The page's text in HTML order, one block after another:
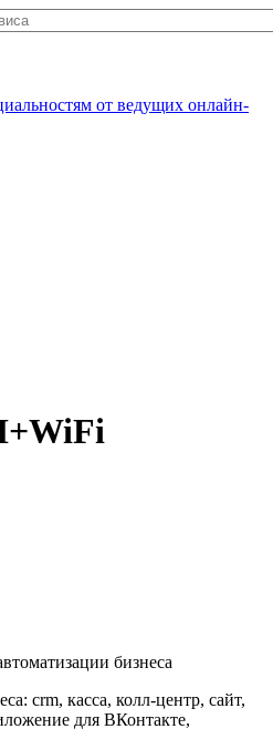
от ведущих онлайн-
бизнеса
crm, касса, колл-центр, сайт,
для ВКонтакте,